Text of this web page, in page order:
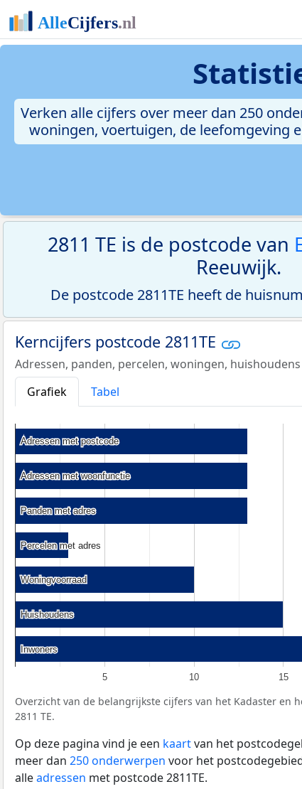
Verken alle cijfers over meer dan 250
woningen, voertuigen, de leefomgeving
2811 TE is de postcode van
Reeuwijk.
De postcode 2811TE heeft de
Kerncijfers postcode 2811TE
Adressen, panden, percelen, woningen,
Grafiek
Tabel
5 10 15
Adressen met postcode
Adressen met postcode
Adressen met woonfunctie
Adressen met woonfunctie
Panden met adres
Panden met adres
Percelen met adres
Percelen met adres
Woningvoorraad
Woningvoorraad
Huishoudens
Huishoudens
Inwoners
Inwoners
Overzicht van de belangrijkste cijfers van het Kadaster en
2811 TE.
Op deze pagina vind je een kaartvan het
meer dan 250 onderwerpen voor het
alleadressen met postcode 2811TE.